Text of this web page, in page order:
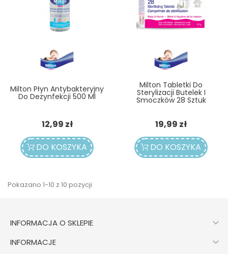
Milton Płyn Antybakteryjny
Do Dezynfekcji 500 Ml
12,99 złCena
DO KOSZYKA
Milton Tabletki Do
Sterylizacji Butelek I
Smoczków 28 Sztuk
19,99 złCena
DO KOSZYKA
Pokazano 1-10 z 10 pozycji
INFORMACJA O SKLEPIE 
INFORMACJE 